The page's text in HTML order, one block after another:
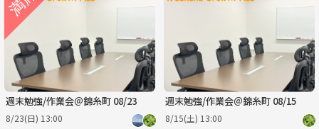
水 木 土 日 月
週末勉強/作業会＠錦糸町 08/23
8/23(日) 13:00
週末勉強/作業会＠錦糸町 08/15
8/15(土) 13:00